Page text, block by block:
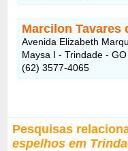
Marcilon Tavares
Avenida Elizabeth
Maysa I - Trindade -
(62) 3577-4065
Pesquisas
espelhos em